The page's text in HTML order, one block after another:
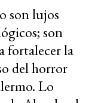
son lujos
son
fortalecer la
del horror
Lo